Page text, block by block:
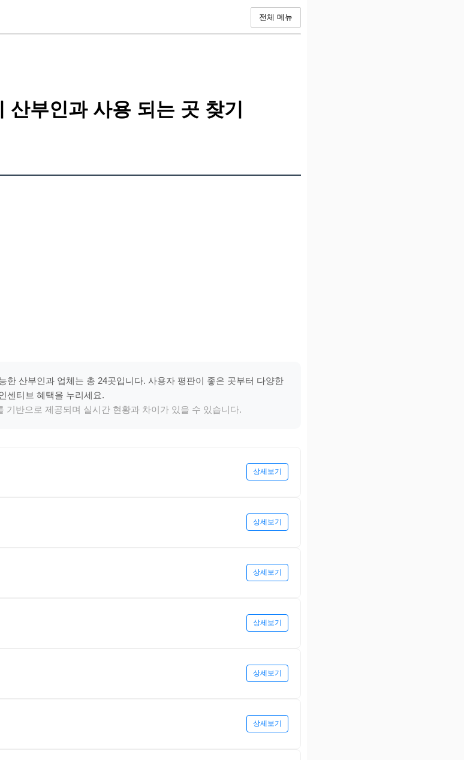
전체 메뉴
산부인과 사용 되는 곳 찾기
한 산부인과 업체는 총 24곳입니다. 사용자 평판이 좋은 곳부터 다양한
센티브 혜택을 누리세요.
기반으로 제공되며 실시간 현황과 차이가 있을 수 있습니다.
상세보기
상세보기
상세보기
상세보기
상세보기
상세보기